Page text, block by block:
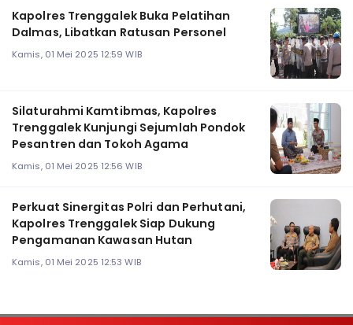
Kapolres Trenggalek Buka Pelatihan
Dalmas, Libatkan Ratusan Personel
Kamis, 01 Mei 2025 12:59 WIB
Silaturahmi Kamtibmas, Kapolres
Trenggalek Kunjungi Sejumlah Pondok
Pesantren dan Tokoh Agama
Kamis, 01 Mei 2025 12:56 WIB
Perkuat Sinergitas Polri dan Perhutani,
Kapolres Trenggalek Siap Dukung
Pengamanan Kawasan Hutan
Kamis, 01 Mei 2025 12:53 WIB